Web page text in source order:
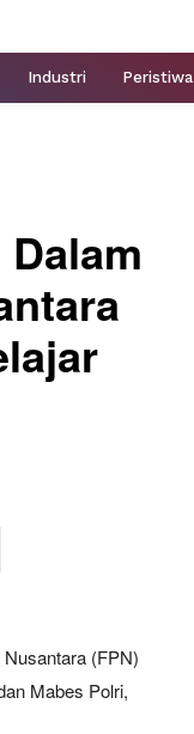
Industri Peristiwa
(FPN)
Mabes Polri,